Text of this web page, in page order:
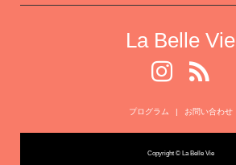
La Belle Vie
プログラム お問い合わせ
Copyright © La Belle Vie